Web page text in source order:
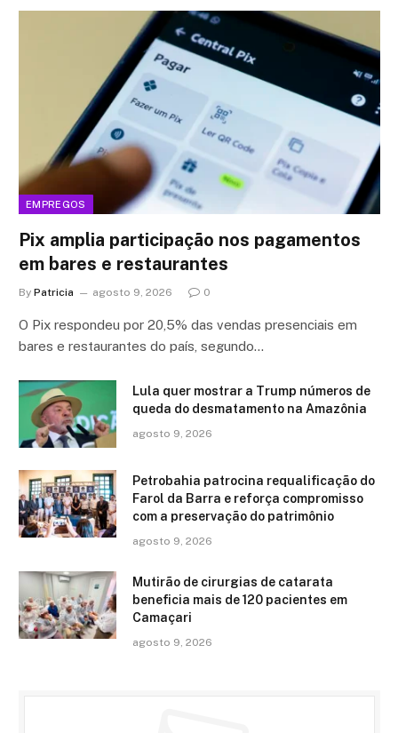
EMPREGOS
Pix amplia participação nos pagamentos
em bares e restaurantes
By Patricia agosto 9, 2026 0
O Pix respondeu por 20,5% das vendas presenciais em
bares e restaurantes do país, segundo…
Lula quer mostrar a Trump números de
queda do desmatamento na Amazônia
agosto 9, 2026
Petrobahia patrocina requalificação do
Farol da Barra e reforça compromisso
com a preservação do patrimônio
agosto 9, 2026
Mutirão de cirurgias de catarata
beneficia mais de 120 pacientes em
Camaçari
agosto 9, 2026